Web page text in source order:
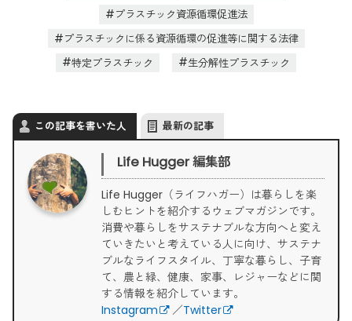
プラスチック資源循環促進法
プラスチックに係る資源循環の促進等に関する法律
特定プラスチック
生分解性プラスチック
この記事を書いた人 最新の記事
Life Hugger 編集部
Life Hugger（ライフハガー）は暮らしを楽
しむヒントを紹介するウェブマガジンです。
消費や暮らしをサステナブルな方向へと変え
ていきたいと考えている人に向け、サステナ
ブルなライフスタイル、丁寧な暮らし、子育
て、農と緑、健康、家事、レジャーなどに関
する情報を紹介しています。
Instagram
／Twitter